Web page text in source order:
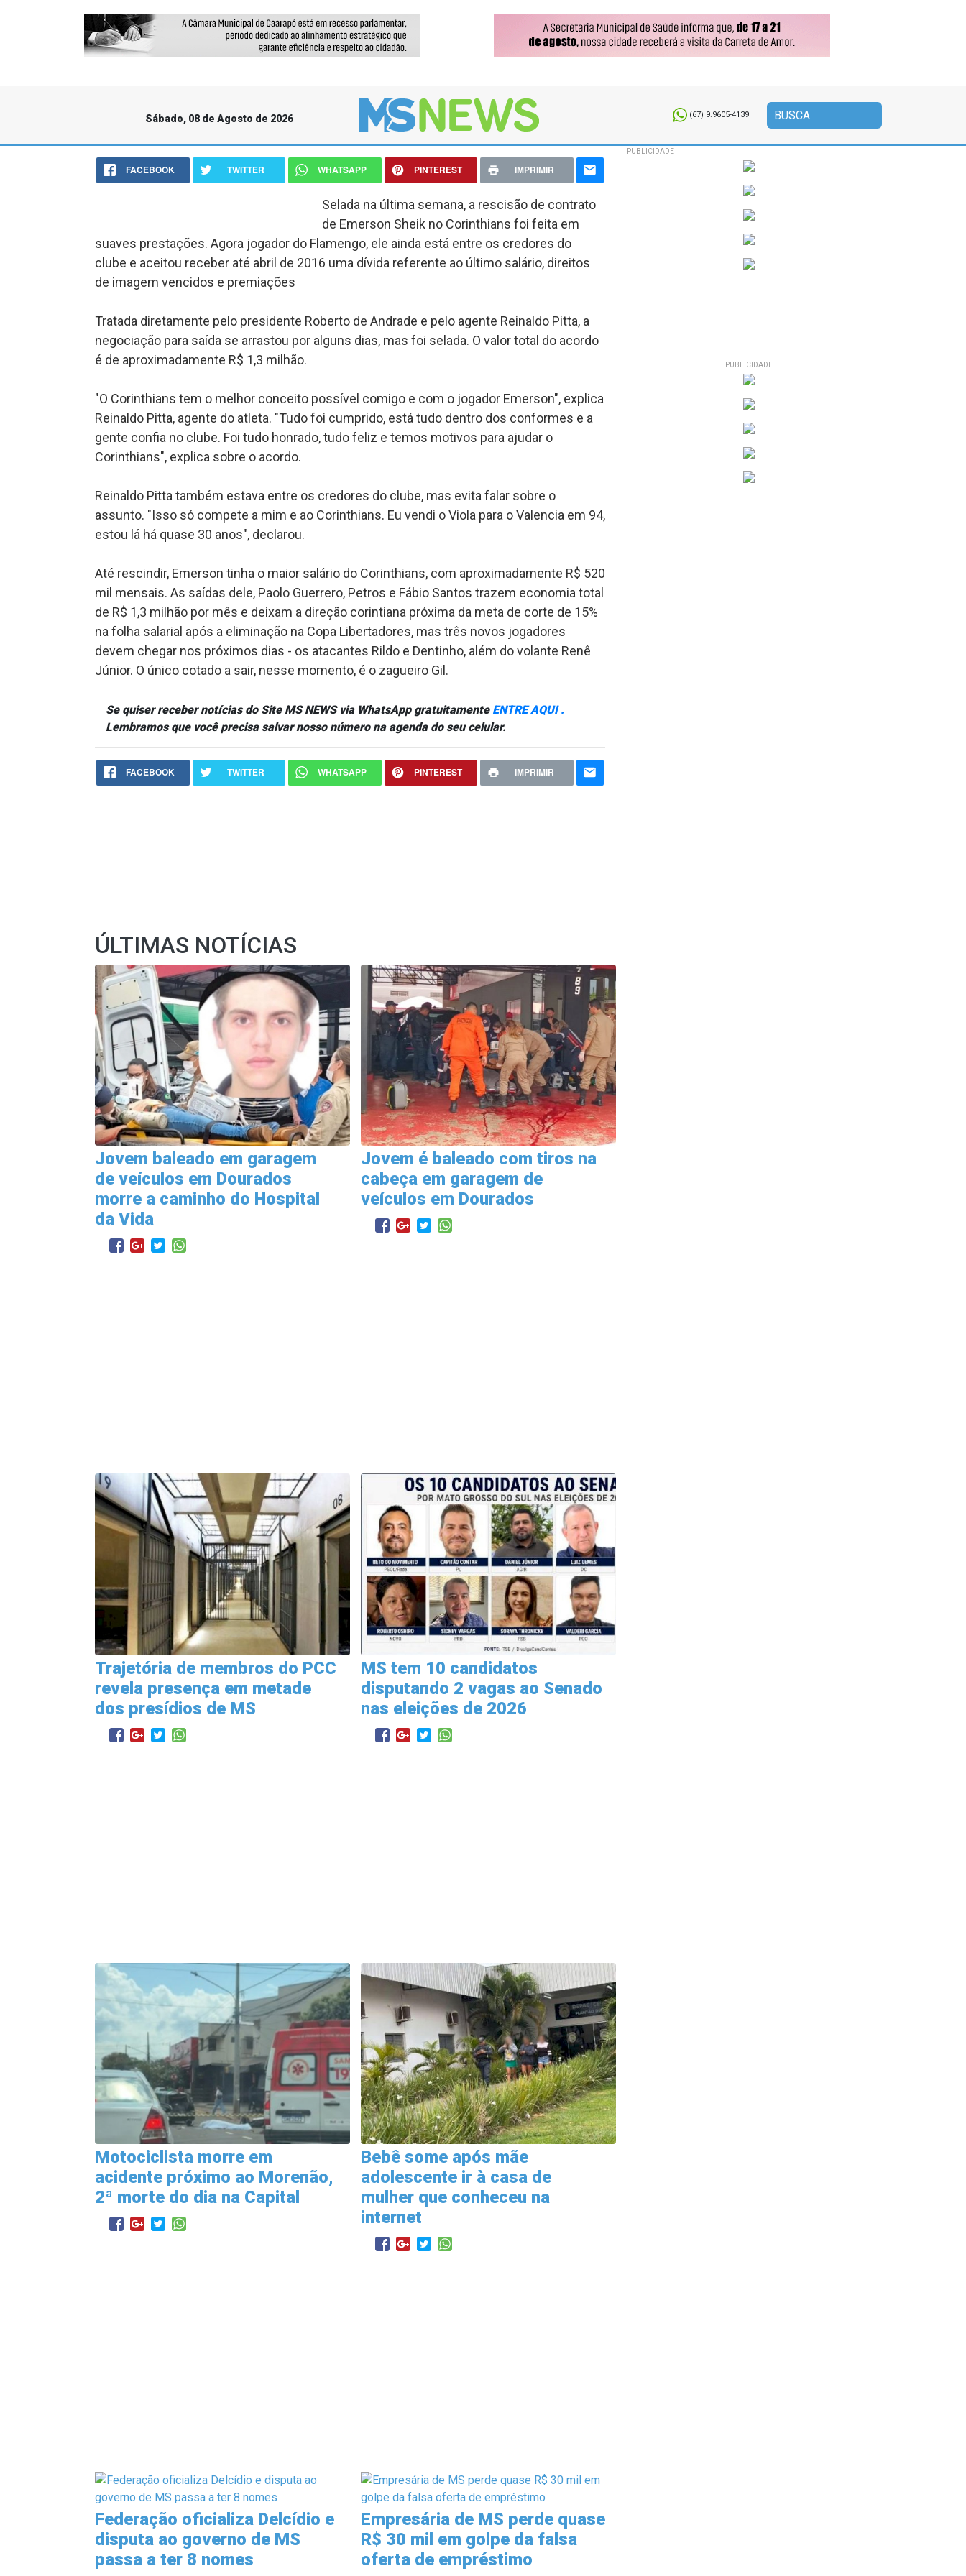
Sábado, 08 de Agosto de 2026 (67) 9.9605-4139
FACEBOOK TWITTER WHATSAPP PINTEREST IMPRIMIR
Selada na última semana, a rescisão de contrato
de Emerson Sheik no Corinthians foi feita em
suaves prestações. Agora jogador do Flamengo, ele ainda está entre os credores do
clube e aceitou receber até abril de 2016 uma dívida referente ao último salário, direitos
de imagem vencidos e premiações
Tratada diretamente pelo presidente Roberto de Andrade e pelo agente Reinaldo Pitta, a
negociação para saída se arrastou por alguns dias, mas foi selada. O valor total do acordo
é de aproximadamente R$ 1,3 milhão.
"O Corinthians tem o melhor conceito possível comigo e com o jogador Emerson", explica
Reinaldo Pitta, agente do atleta. "Tudo foi cumprido, está tudo dentro dos conformes e a
gente confia no clube. Foi tudo honrado, tudo feliz e temos motivos para ajudar o
Corinthians", explica sobre o acordo.
Reinaldo Pitta também estava entre os credores do clube, mas evita falar sobre o
assunto. "Isso só compete a mim e ao Corinthians. Eu vendi o Viola para o Valencia em 94,
estou lá há quase 30 anos", declarou.
Até rescindir, Emerson tinha o maior salário do Corinthians, com aproximadamente R$ 520
mil mensais. As saídas dele, Paolo Guerrero, Petros e Fábio Santos trazem economia total
de R$ 1,3 milhão por mês e deixam a direção corintiana próxima da meta de corte de 15%
na folha salarial após a eliminação na Copa Libertadores, mas três novos jogadores
devem chegar nos próximos dias - os atacantes Rildo e Dentinho, além do volante Renê
Júnior. O único cotado a sair, nesse momento, é o zagueiro Gil.
Se quiser receber notícias do Site MS NEWS via WhatsApp gratuitamente ENTRE AQUI .
Lembramos que você precisa salvar nosso número na agenda do seu celular.
FACEBOOK TWITTER WHATSAPP PINTEREST IMPRIMIR
ÚLTIMAS NOTÍCIAS
Jovem baleado em garagem
de veículos em Dourados
morre a caminho do Hospital
da Vida
Jovem é baleado com tiros na
cabeça em garagem de
veículos em Dourados
Trajetória de membros do PCC
revela presença em metade
dos presídios de MS
MS tem 10 candidatos
disputando 2 vagas ao Senado
nas eleições de 2026
Motociclista morre em
acidente próximo ao Morenão,
2ª morte do dia na Capital
Bebê some após mãe
adolescente ir à casa de
mulher que conheceu na
internet
Federação oficializa Delcídio e
disputa ao governo de MS
passa a ter 8 nomes
Empresária de MS perde quase
R$ 30 mil em golpe da falsa
oferta de empréstimo
PUBLICIDADE
PUBLICIDADE